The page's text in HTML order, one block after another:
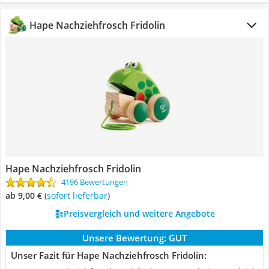
Hape Nachziehfrosch Fridolin
Hape Nachziehfrosch Fridolin
4196 Bewertungen
ab 9,00 € ( Sofort lieferbar)
Preisvergleich und weitere Angebote
Unsere Bewertung: GUT
Unser Fazit für Hape Nachziehfrosch Fridolin: